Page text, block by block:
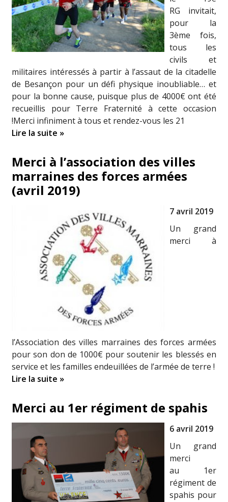
RG invitait,
pour la
3ème fois,
tous les
civils et
militaires intéressés à partir à l’assaut de la citadelle
de Besançon pour un défi physique inoubliable… et
pour la bonne cause, puisque plus de 4000€ ont été
recueillis pour Terre Fraternité à cette occasion
!Merci infiniment à tous et rendez-vous les 21
Lire la suite »
Merci à l’association des villes
marraines des forces armées
(avril 2019)
7 avril 2019
Un grand
merci à
l’Association des villes marraines des forces armées
pour son don de 1000€ pour soutenir les blessés en
service et les familles endeuillées de l’armée de terre !
Lire la suite »
Merci au 1er régiment de spahis
6 avril 2019
Un grand
merci
au 1er
régiment de
spahis pour